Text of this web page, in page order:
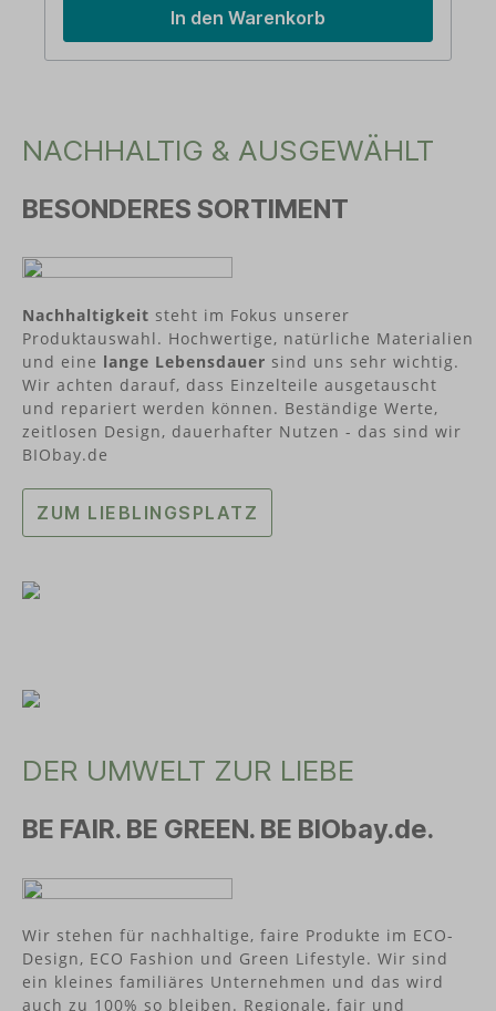
ein industrielles Nebenprodukt aus der
Rohrzuckerproduktion, das zu Bio-Ethanol
weiterverarbeitet wird. Durch anschließende
Rohstoffen - Biowerkstoff Bio-Polyethylen (Bio-
PE). BPA frei ohne Bisphenol-A – von Natur aus
Formaldehyd. Langlebig und
recyclebar Gefriersicher Spülmaschinengeeignet
Über ajaa!Die Köpfe von ajaa! sind die beiden
Tüftler Raphael Stäbler und Rainer Seybold.
Süddeutschland.
In den Warenkorb
NACHHALTIG & AUSGEWÄHLT
BESONDERES SORTIMENT
Nachhaltigkeit steht im Fokus unserer
Produktauswahl. Hochwertige, natürliche Materialien
und eine lange Lebensdauer sind uns sehr wichtig.
Wir achten darauf, dass Einzelteile ausgetauscht
und repariert werden können. Beständige Werte,
zeitlosen Design, dauerhafter Nutzen - das sind wir
BIObay.de
ZUM LIEBLINGSPLATZ
DER UMWELT ZUR LIEBE
BE FAIR. BE GREEN. BE BIObay.de.
Wir stehen für nachhaltige, faire Produkte im ECO-
Design, ECO Fashion und Green Lifestyle. Wir sind
ein kleines familiäres Unternehmen und das wird
auch zu 100% so bleiben. Regionale, fair und